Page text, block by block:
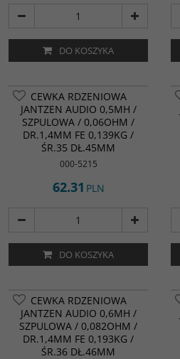
DO KOSZYKA
CEWKA RDZENIOWA
JANTZEN AUDIO 0,5MH /
SZPULOWA / 0,06OHM /
DR.1,4MM FE 0,139KG /
ŚR.35 DŁ.45MM
000-5215
62.31 PLN
DO KOSZYKA
CEWKA RDZENIOWA
JANTZEN AUDIO 0,6MH /
SZPULOWA / 0,082OHM /
DR.1,4MM FE 0,193KG /
ŚR.36 DŁ.46MM